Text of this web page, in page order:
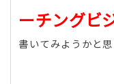
ーチングビ
書いてみようかと